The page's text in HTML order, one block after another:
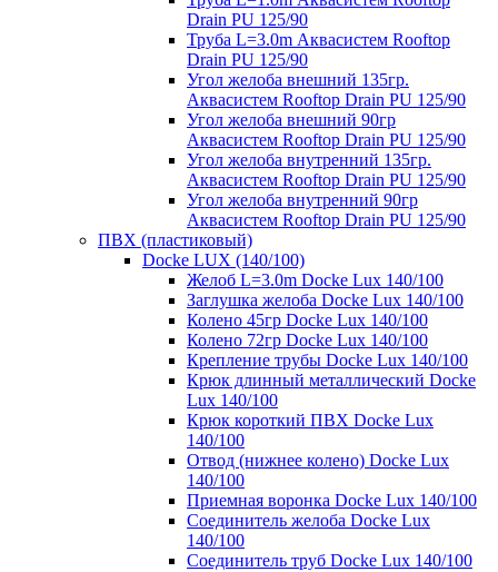
Drain PU 125/90
Труба L=3.0m Аквасистем Rooftop
Drain PU 125/90
Угол желоба внешний 135гр.
Аквасистем Rooftop Drain PU 125/90
Угол желоба внешний 90гр
Аквасистем Rooftop Drain PU 125/90
Угол желоба внутренний 135гр.
Аквасистем Rooftop Drain PU 125/90
Угол желоба внутренний 90гр
Аквасистем Rooftop Drain PU 125/90
ПВХ (пластиковый)
Docke LUX (140/100)
Желоб L=3.0m Docke Lux 140/100
Заглушка желоба Docke Lux 140/100
Колено 45гр Docke Lux 140/100
Колено 72гр Docke Lux 140/100
Крепление трубы Docke Lux 140/100
Крюк длинный металлический Docke
Lux 140/100
Крюк короткий ПВХ Docke Lux
140/100
Отвод (нижнее колено) Docke Lux
140/100
Приемная воронка Docke Lux 140/100
Соединитель желоба Docke Lux
140/100
Соединитель труб Docke Lux 140/100